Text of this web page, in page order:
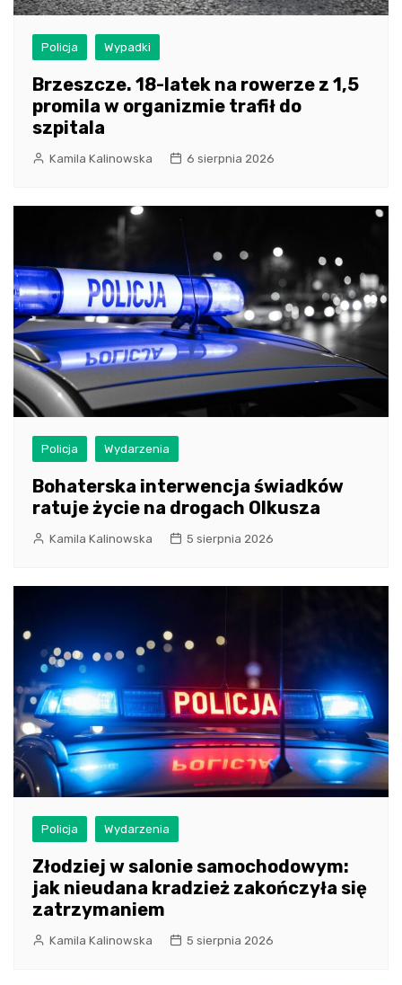
Policja Wypadki
Brzeszcze. 18-latek na rowerze z 1,5
promila w organizmie trafił do
szpitala
Kamila Kalinowska 6 sierpnia 2026
Policja Wydarzenia
Bohaterska interwencja świadków
ratuje życie na drogach Olkusza
Kamila Kalinowska 5 sierpnia 2026
Policja Wydarzenia
Złodziej w salonie samochodowym:
jak nieudana kradzież zakończyła się
zatrzymaniem
Kamila Kalinowska 5 sierpnia 2026